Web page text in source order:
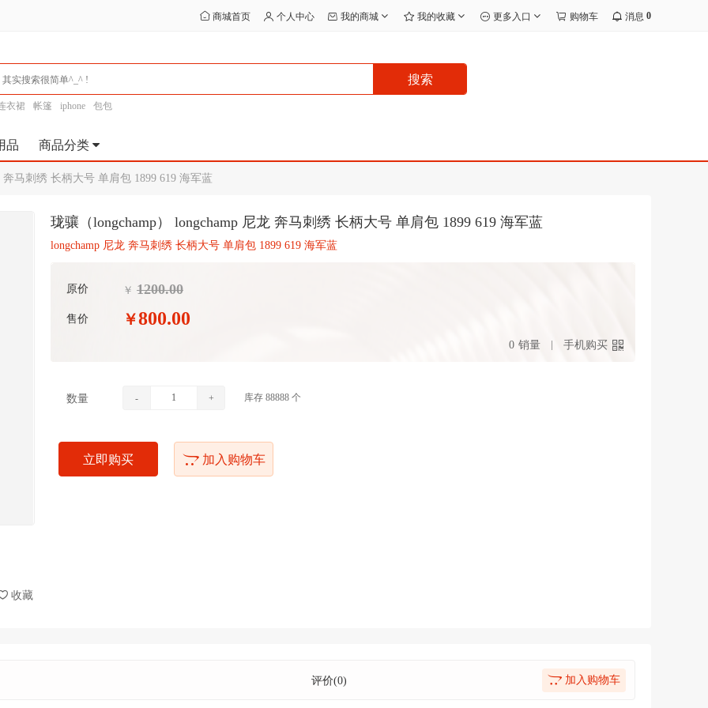
商城首页 个人中心 我的商城 我的收藏 更多入口 购物车 消息 0
搜索
衣裙 帐篷 iphone 包包
品 商品分类
马刺绣 长柄大号 单肩包 1899 619 海军蓝
收藏
珑骧（longchamp） longchamp 尼龙 奔马刺绣 长柄大号 单肩包 1899 619 海军蓝
longchamp 尼龙 奔马刺绣 长柄大号 单肩包 1899 619 海军蓝
原价 ￥ 1200.00
售价 ￥800.00
0 销量 手机购买
数量 - + 库存 88888 个
立即购买 加入购物车
加入购物车
评价(0)